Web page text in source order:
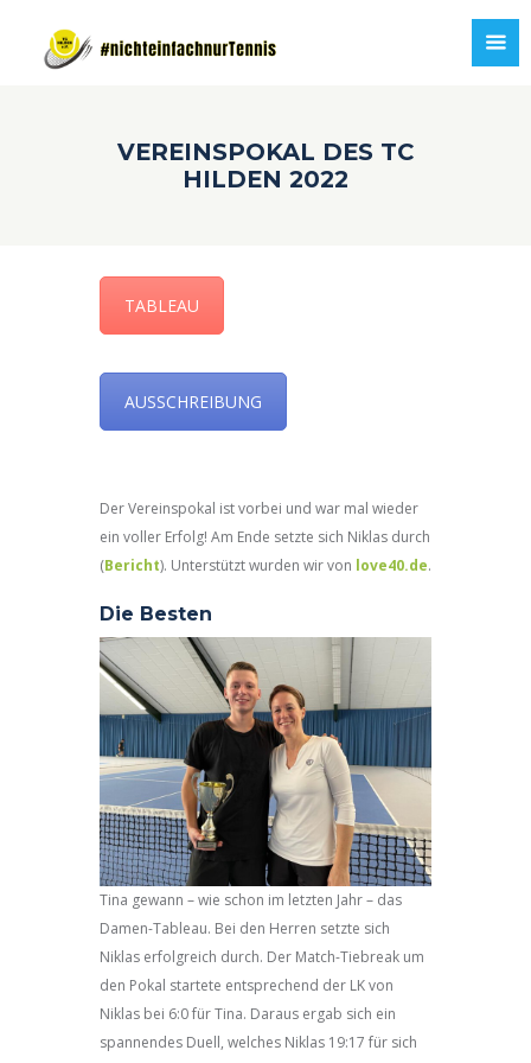
VEREINSPOKAL DES TC
HILDEN 2022
TABLEAU
AUSSCHREIBUNG
Der Vereinspokal ist vorbei und war mal wieder
ein voller Erfolg! Am Ende setzte sich Niklas durch
(Bericht). Unterstützt wurden wir von love40.de.
Die Besten
Tina gewann – wie schon im letzten Jahr – das
Damen-Tableau. Bei den Herren setzte sich
Niklas erfolgreich durch. Der Match-Tiebreak um
den Pokal startete entsprechend der LK von
Niklas bei 6:0 für Tina. Daraus ergab sich ein
spannendes Duell, welches Niklas 19:17 für sich